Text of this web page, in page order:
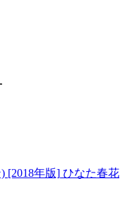
[2018年版] ひなた春花